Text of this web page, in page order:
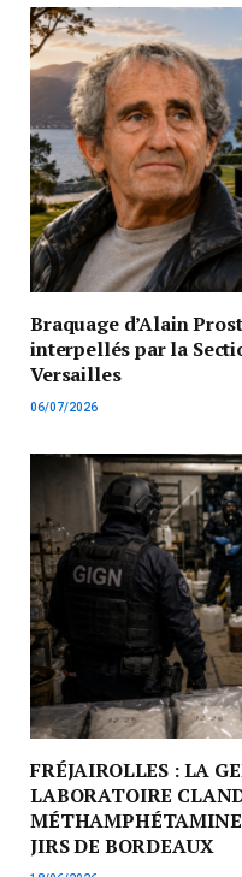
Braquage d’Alain
interpellés par la
Versailles
06/07/2026
FRÉJAIROLLES : LA
LABORATOIRE
JIRS DE BORDEAUX